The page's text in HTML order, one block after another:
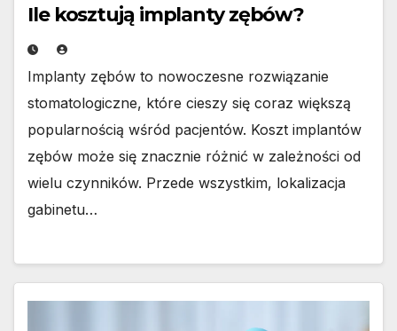
Ile kosztują implanty zębów?
Implanty zębów to nowoczesne rozwiązanie
stomatologiczne, które cieszy się coraz większą
popularnością wśród pacjentów. Koszt implantów
zębów może się znacznie różnić w zależności od
wielu czynników. Przede wszystkim, lokalizacja
gabinetu…